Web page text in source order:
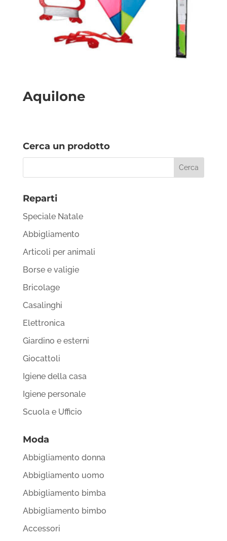
Aquilone
Cerca un prodotto
Reparti
Speciale Natale
Abbigliamento
Articoli per animali
Borse e valigie
Bricolage
Casalinghi
Elettronica
Giardino e esterni
Giocattoli
Igiene della casa
Igiene personale
Scuola e Ufficio
Moda
Abbigliamento donna
Abbigliamento uomo
Abbigliamento bimba
Abbigliamento bimbo
Accessori